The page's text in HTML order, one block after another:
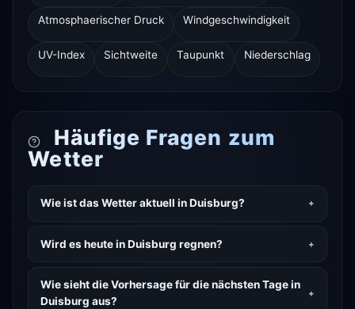
Atmosphaerischer Druck Windgeschwindigkeit
UV-Index Sichtweite Taupunkt Niederschlag
Häufige Fragen zum
Wetter
Wie ist das Wetter aktuell in Duisburg?
Wird es heute in Duisburg regnen?
Wie sieht die Vorhersage für die nächsten Tage in
Duisburg aus?